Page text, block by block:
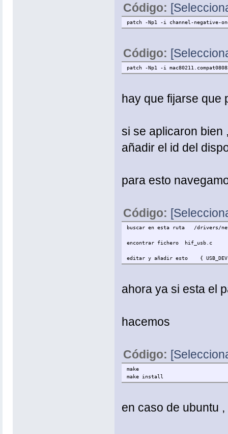
Código:
patch -Np1 -i channel-negative-
Código:
patch -Np1 -i
hay que fijarse que
si se aplicaron bien
añadir el id del
para esto
Código:
buscar en esta ruta /drivers/
encontrar fichero hif_usb.c
editar y añadir esto {
ahora ya si esta el
hacemos
Código:
make
make install
en caso de ubuntu